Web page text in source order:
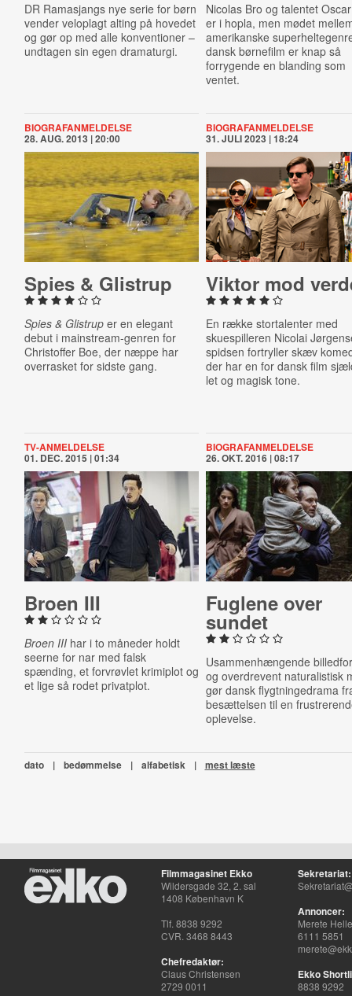
DR Ramasjangs nye serie for børn
vender veloplagt alting på hovedet
og gør op med alle konventioner –
undtagen sin egen dramaturgi.
Nicolas Bro og talentet
er i hopla, men mødet
amerikanske
dansk børnefilm er knap så
forrygende en blanding som
ventet.
BIOGRAFANMELDELSE
28. AUG. 2013 | 20:00
Spies & Glistrup
Spies & Glistrup er en elegant
debut i mainstream-genren for
Christoffer Boe, der næppe har
overrasket for sidste gang.
BIOGRAFANMELDELSE
31. JULI 2023 | 18:24
Viktor mod
En række stortalenter med
skuespilleren Nicolai
spidsen fortryller skæv
der har en for dansk film
let og magisk tone.
TV-ANMELDELSE
01. DEC. 2015 | 01:34
Broen III
Broen IIIhar i to måneder holdt
seerne for nar med falsk
spænding, et forvrøvlet krimiplot og
et lige så rodet privatplot.
BIOGRAFANMELDELSE
26. OKT. 2016 | 08:17
Fuglene over
sundet
Usammenhængende
og overdrevent naturalistisk
gør dansk flygtningedrama
besættelsen til en
oplevelse.
dato | bedømmelse | alfabetisk | mest læste
Filmmagasinet Ekko
Wildersgade 32, 2. sal
1408 København K
Tlf. 8838 9292
CVR. 3468 8443
Chefredaktør:
Claus Christensen
2729 0011
Sekretariat:
Annoncer:
Merete
6111 5851
Ekko
8838 9292